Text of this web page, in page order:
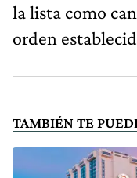
la lista como
orden
TAMBIÉN TE